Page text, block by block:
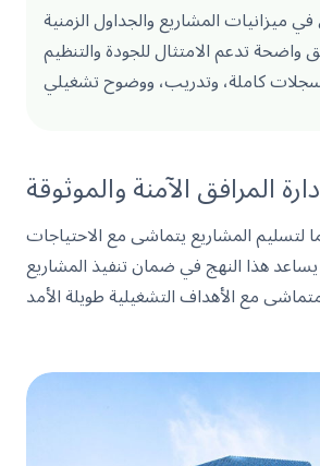
ميزانيات المشاريع والجداول الزمنية
واضحة تدعم الامتثال للجودة والتنظيم
كاملة، وتدريب، ووضوح تشغيلي
المرافق الآمنة والموثوقة
لتسليم المشاريع يتماشى مع الاحتياجات
يساعد هذا النهج في ضمان تنفيذ المشاريع